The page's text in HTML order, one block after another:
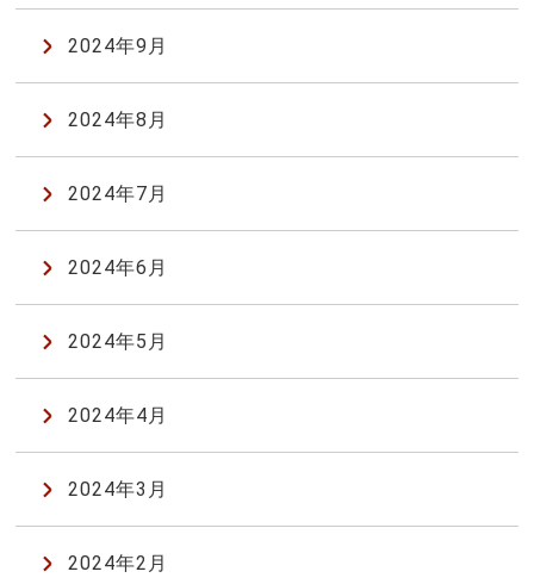
2024年9月
2024年8月
2024年7月
2024年6月
2024年5月
2024年4月
2024年3月
2024年2月